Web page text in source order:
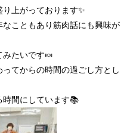
上がっております✨
こともあり筋肉話にも興味が
たいです🍬
てからの時間の過ごし方とし
時間にしています📚